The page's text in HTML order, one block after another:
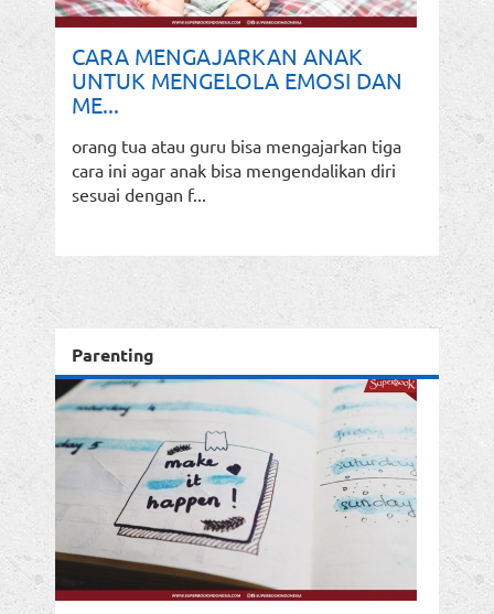
CARA MENGAJARKAN ANAK
UNTUK MENGELOLA EMOSI DAN
ME...
orang tua atau guru bisa mengajarkan tiga
cara ini agar anak bisa mengendalikan diri
sesuai dengan f...
Parenting